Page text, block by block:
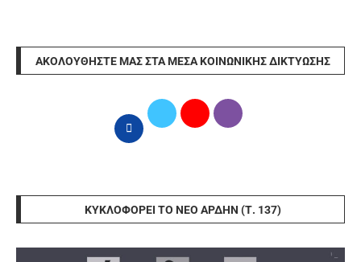
ΑΚΟΛΟΥΘΉΣΤΕ ΜΑΣ ΣΤΑ ΜΈΣΑ ΚΟΙΝΩΝΙΚΉΣ ΔΙΚΤΎΩΣΗΣ
ΚΥΚΛΟΦΟΡΕΊ ΤΟ ΝΈΟ ΆΡΔΗΝ (Τ. 137)